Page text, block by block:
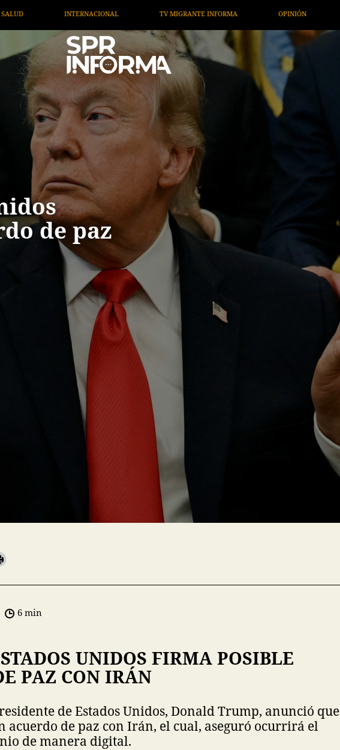
OPINIÓN ARTÍCULOS ARTE / ENTRETENIMIENTO
de paz
6 min
UNIDOS FIRMA POSIBLE
PAZ CON IRÁN
de Estados Unidos, Donald Trump, anunció que
acuerdo de paz con Irán, el cual, aseguró ocurrirá el
de manera digital.